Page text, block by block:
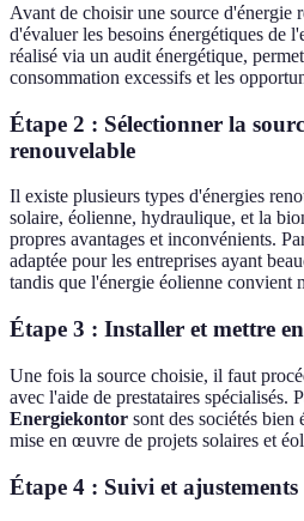
Avant de choisir une source d'énergie
d'évaluer les besoins énergétiques de
réalisé via un audit énergétique,
consommation excessifs et les
Étape 2 : Sélectionner la
renouvelable
Il existe plusieurs types d'énergies
solaire, éolienne, hydraulique, et la
propres avantages et inconvénients.
adaptée pour les entreprises ayant
tandis que l'énergie éolienne convient
Étape 3 : Installer et mettre
Une fois la source choisie, il faut
avec l'aide de prestataires spécialisés.
Energiekontor sont des sociétés bien
mise en œuvre de projets solaires et
Étape 4 : Suivi et ajustements